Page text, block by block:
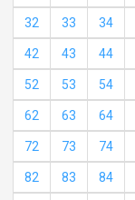
32 33 34
42 43 44
52 53 54
62 63 64
72 73 74
82 83 84